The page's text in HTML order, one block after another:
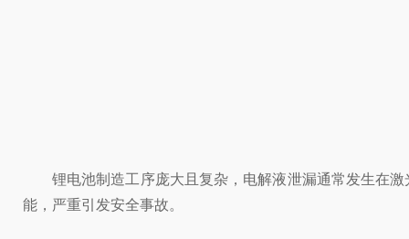
锂电池制造工序庞大且复杂，电解液泄漏通常发生在
能，严重引发安全事故。